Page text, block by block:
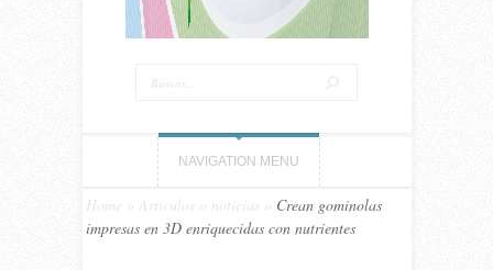
NAVIGATION MENU
Home Artículos o noticias
Crean gominolas
impresas en 3D enriquecidas con nutrientes